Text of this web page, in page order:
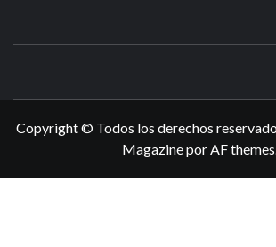
Copyright © Todos los derechos
MagazineporAF themes